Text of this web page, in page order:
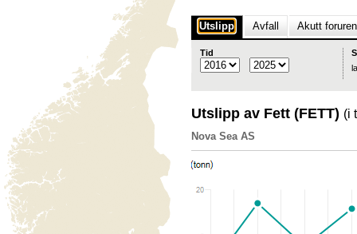
Utslipp Avfall Akutt
Tid
Utslipp av Fett (FETT) (i
Nova Sea AS